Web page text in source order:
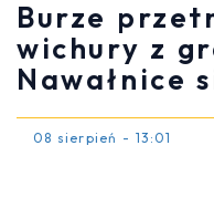
Burze
wichury z
Nawałnice
08 sierpień - 13:01